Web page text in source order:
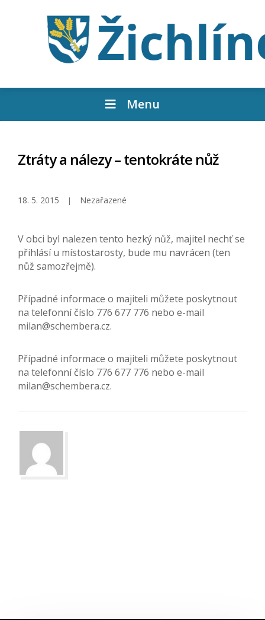
Menu
Ztráty a nálezy – tentokráte nůž
18. 5. 2015 Nezařazené
V obci byl nalezen tento hezký nůž, majitel nechť se
přihlásí u místostarosty, bude mu navrácen (ten
nůž samozřejmě).
Případné informace o majiteli můžete poskytnout
na telefonní číslo 776 677 776 nebo e-mail
milan@schembera.cz.
Případné informace o majiteli můžete poskytnout
na telefonní číslo 776 677 776 nebo e-mail
milan@schembera.cz.